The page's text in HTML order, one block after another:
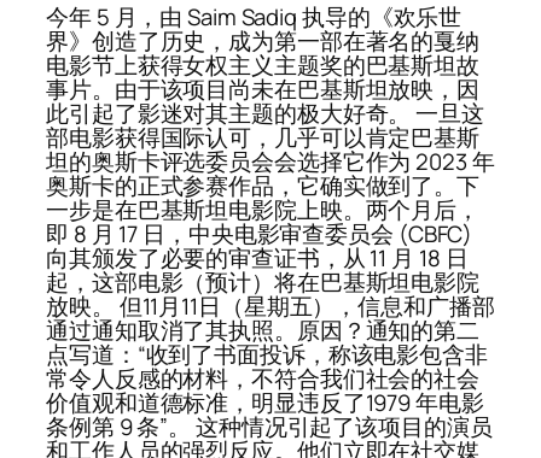
今年 5 月，由 Saim Sadiq 执导的《欢乐世
界》创造了历史，成为第一部在著名的戛纳
电影节上获得女权主义主题奖的巴基斯坦故
事片。由于该项目尚未在巴基斯坦放映，因
此引起了影迷对其主题的极大好奇。 一旦这
部电影获得国际认可，几乎可以肯定巴基斯
坦的奥斯卡评选委员会会选择它作为 2023 年
奥斯卡的正式参赛作品，它确实做到了。下
一步是在巴基斯坦电影院上映。两个月后，
即 8 月 17 日，中央电影审查委员会 (CBFC)
向其颁发了必要的审查证书，从 11 月 18 日
起，这部电影（预计）将在巴基斯坦电影院
放映。 但11月11日（星期五），信息和广播部
通过通知取消了其执照。原因？通知的第二
点写道：“收到了书面投诉，称该电影包含非
常令人反感的材料，不符合我们社会的社会
价值观和道德标准，明显违反了1979 年电影
条例第 9 条”。 这种情况引起了该项目的演员
和工作人员的强烈反应。他们立即在社交媒